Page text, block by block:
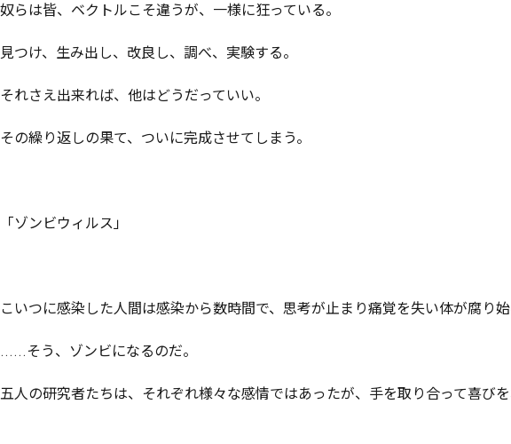
奴らは皆、ベクトルこそ違うが、一様に狂っている。
見つけ、生み出し、改良し、調べ、実験する。
それさえ出来れば、他はどうだっていい。
その繰り返しの果て、ついに完成させてしまう。
「ゾンビウィルス」
こいつに感染した人間は感染から数時間で、思考が止まり痛覚を失い体が腐り
……そう、ゾンビになるのだ。
五人の研究者たちは、それぞれ様々な感情ではあったが、手を取り合って喜びを